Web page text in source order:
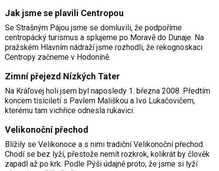
Jak jsme se plavili Centropou
Se Strašným Pájou jsme se domluvili, že podpoříme
centropácký turismus a splujeme po Moravě do Dunaje. Na
pražském Hlavním nádraží jsme rozhodli, že rekognoskaci
Centropy začneme v Hodoníně.
Zimní přejezd Nízkých Tater
Na Kráľovej holi jsem byl naposledy 1. března 2008. Předtím
koncem tisíciletí s Pavlem Mališkou a Ivo Lukačovičem,
kterému tam vichřice odnesla rukavici.
Velikonoční přechod
Blížily se Velikonoce a s nimi tradiční Velikonoční přechod.
Chodí se bez lyží, přestože nemít rozkrok, kolikrát by člověk
zapadl až po krk. Podle Pýši údajně proto, že jsme si lyží